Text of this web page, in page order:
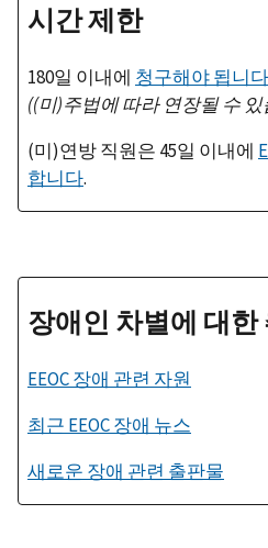
시간 제한
180일 이내에 청구해야 됩니다
((미)주법에따라 연장될 수
(미)연방 직원은 45일 이내에
합니다.
장애인 차별에 대한
EEOC 장애 관련 자원
최근 EEOC 장애 뉴스
새로운 장애 관련 출판물